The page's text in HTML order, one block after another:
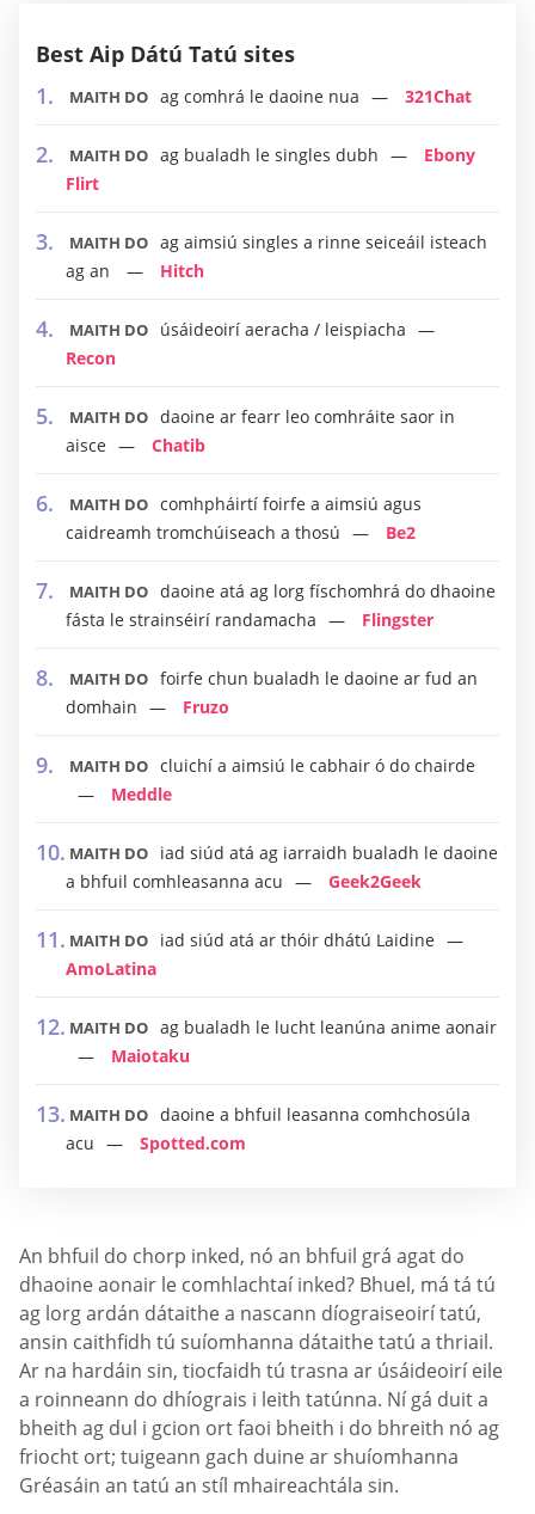
Best Aip Dátú Tatú sites
MAITH DO ag comhrá le daoine nua 321Chat
MAITH DO ag bualadh le singles dubh
Ebony
Flirt
MAITH DO ag aimsiú singles a rinne seiceáil isteach
ag an
Hitch
MAITH DO
úsáideoirí aeracha / leispiacha
Recon
MAITH DO daoine ar fearr leo comhráite saor in
aisce
Chatib
MAITH DO comhpháirtí foirfe a aimsiú agus
caidreamh tromchúiseach a thosú
Be2
MAITH DO daoine atá ag lorg físchomhrá do dhaoine
fásta le strainséirí randamacha
Flingster
MAITH DO foirfe chun bualadh le daoine ar fud an
domhain
Fruzo
MAITH DO cluichí a aimsiú le cabhair ó do chairde
Meddle
MAITH DO
iad siúd atá ag iarraidh bualadh le daoine
a bhfuil comhleasanna acu
Geek2Geek
MAITH DO
iad siúd atá ar thóir dhátú Laidine
AmoLatina
MAITH DO ag bualadh le lucht leanúna anime aonair
Maiotaku
MAITH DO daoine a bhfuil leasanna comhchosúla
acu
Spotted.com
An bhfuil do chorp inked, nó an bhfuil grá agat do
dhaoine aonair le comhlachtaí inked? Bhuel, má tá tú
ag lorg ardán dátaithe a nascann díograiseoirí tatú,
ansin caithfidh tú suíomhanna dátaithe tatú a thriail.
Ar na hardáin sin, tiocfaidh tú trasna ar úsáideoirí eile
a roinneann do dhíograis i leith tatúnna. Ní gá duit a
bheith ag dul i gcion ort faoi bheith i do bhreith nó ag
friocht ort; tuigeann gach duine ar shuíomhanna
Gréasáin an tatú an stíl mhaireachtála sin.